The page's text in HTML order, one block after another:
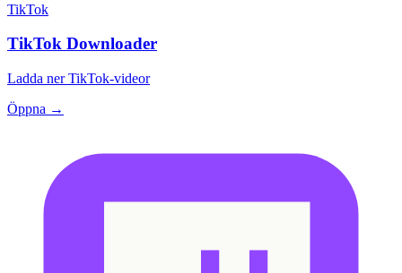
TikTok
TikTok Downloader
Ladda ner TikTok-videor
Öppna →